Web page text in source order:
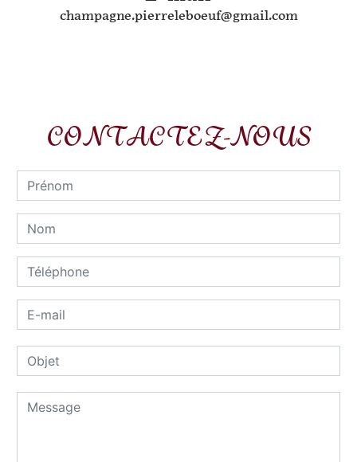
champagne.pierreleboeuf@gmail.com
CONTACTEZ-NOUS